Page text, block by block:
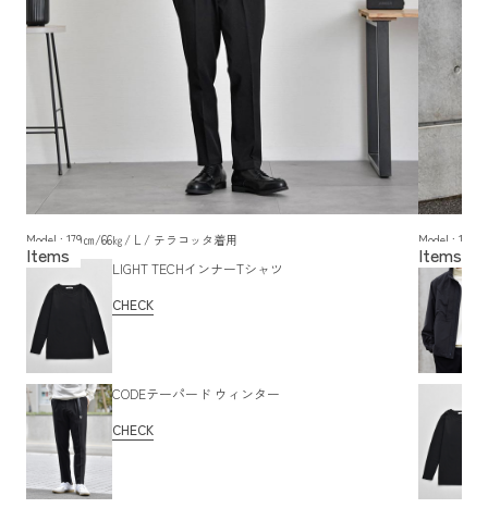
Model : 179㎝/66㎏/ L / テラコッタ着用
LIGHT TECHインナーTシャツ
CHECK
CODEテーパード ウィンター
CHECK
Model : 179